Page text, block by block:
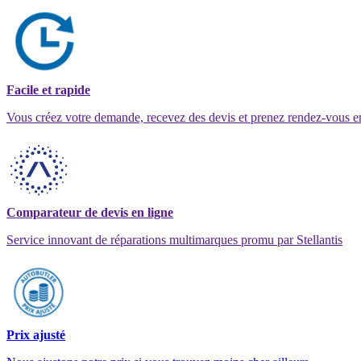
Facile et rapide
Vous créez votre demande, recevez des devis et prenez rendez-vous
Comparateur de devis en ligne
Service innovant de réparations multimarques promu par Stellantis
Prix ajusté